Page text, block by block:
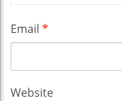
Email *
Website